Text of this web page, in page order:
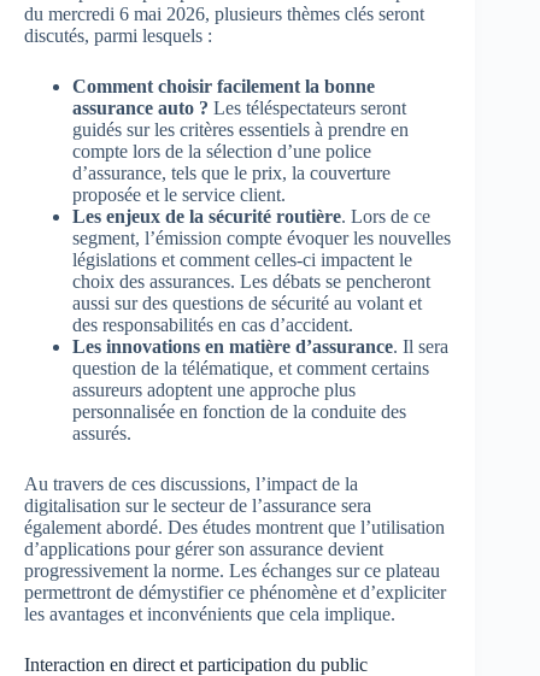
du mercredi 6 mai 2026, plusieurs thèmes clés seront
discutés, parmi lesquels :
Comment choisir facilement la bonne
assurance auto ? Les téléspectateurs seront
guidés sur les critères essentiels à prendre en
compte lors de la sélection d’une police
d’assurance, tels que le prix, la couverture
proposée et le service client.
Les enjeux de la sécurité routière. Lors de ce
segment, l’émission compte évoquer les nouvelles
législations et comment celles-ci impactent le
choix des assurances. Les débats se pencheront
aussi sur des questions de sécurité au volant et
des responsabilités en cas d’accident.
Les innovations en matière d’assurance. Il sera
question de la télématique, et comment certains
assureurs adoptent une approche plus
personnalisée en fonction de la conduite des
assurés.
Au travers de ces discussions, l’impact de la
digitalisation sur le secteur de l’assurance sera
également abordé. Des études montrent que l’utilisation
d’applications pour gérer son assurance devient
progressivement la norme. Les échanges sur ce plateau
permettront de démystifier ce phénomène et d’expliciter
les avantages et inconvénients que cela implique.
Interaction en direct et participation du public